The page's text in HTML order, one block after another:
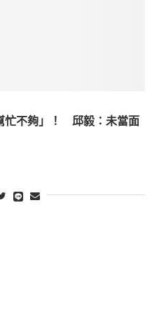
忙不夠」！ 邱毅：未當面